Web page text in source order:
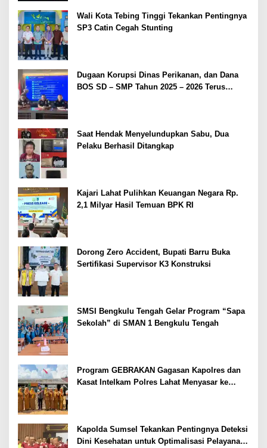
Wali Kota Tebing Tinggi Tekankan Pentingnya
SP3 Catin Cegah Stunting
Dugaan Korupsi Dinas Perikanan, dan Dana
BOS SD – SMP Tahun 2025 – 2026 Terus
Saat Hendak Menyelundupkan Sabu, Dua
Pelaku Berhasil Ditangkap
Kajari Lahat Pulihkan Keuangan Negara Rp.
2,1 Milyar Hasil Temuan BPK RI
Dorong Zero Accident, Bupati Barru Buka
Sertifikasi Supervisor K3 Konstruksi
SMSI Bengkulu Tengah Gelar Program “Sapa
Sekolah” di SMAN 1 Bengkulu Tengah
Program GEBRAKAN Gagasan Kapolres dan
Kasat Intelkam Polres Lahat Menyasar ke
Kapolda Sumsel Tekankan Pentingnya Deteksi
Dini Kesehatan untuk Optimalisasi Pelayanan